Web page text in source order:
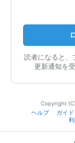
読者になると、
更新通知を
Copyright
ヘルプ
ガイ